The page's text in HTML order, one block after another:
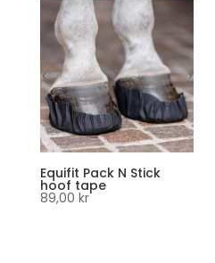
Equifit Pack N Stick
hoof tape
89,00 kr